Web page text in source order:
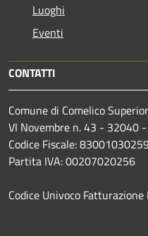
Luoghi
Eventi
CONTATTI
Comune di Comelico
VI Novembre n. 43 - 32040
Codice Fiscale: 83001030259
Partita IVA: 00207020256
Codice Univoco Fatturazione